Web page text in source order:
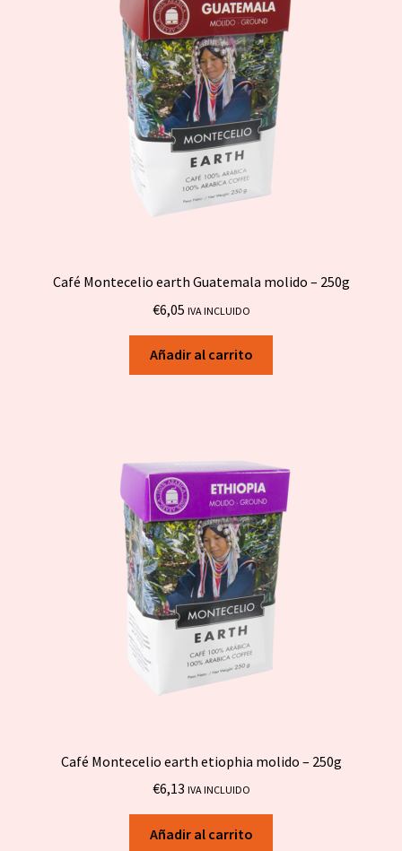
Café Montecelio earth Guatemala molido – 250g
€6,05 IVA INCLUIDO
Añadir al carrito
Café Montecelio earth etiophia molido – 250g
€6,13 IVA INCLUIDO
Añadir al carrito